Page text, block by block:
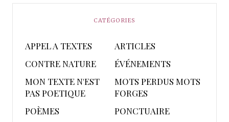
CATÉGORIES
APPEL A TEXTES
ARTICLES
CONTRE NATURE
ÉVÉNEMENTS
MON TEXTE N'EST
PAS POETIQUE
MOTS PERDUS MOTS
FORGES
POÈMES
PONCTUAIRE